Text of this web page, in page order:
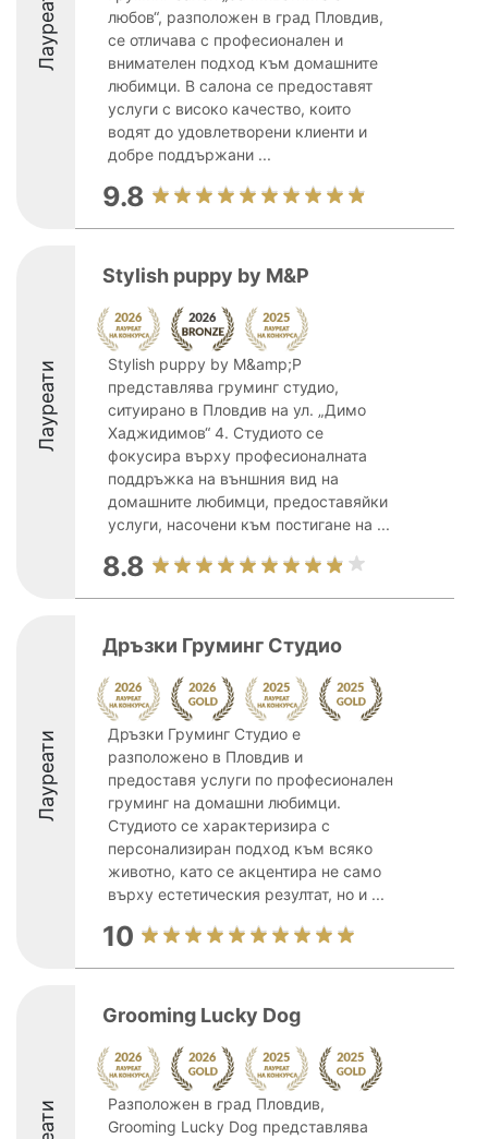
Лауреати
любов“, разположен в град Пловдив,
се отличава с професионален и
внимателен подход към домашните
любимци. В салона се предоставят
услуги с високо качество, които
водят до удовлетворени клиенти и
добре поддържани ...
9.8
Лауреати
Stylish puppy by M&P
Stylish puppy by M&amp;P
представлява груминг студио,
ситуирано в Пловдив на ул. „Димо
Хаджидимов“ 4. Студиото се
фокусира върху професионалната
поддръжка на външния вид на
домашните любимци, предоставяйки
услуги, насочени към постигане на ...
8.8
Лауреати
Дръзки Груминг Студио
Дръзки Груминг Студио е
разположено в Пловдив и
предоставя услуги по професионален
груминг на домашни любимци.
Студиото се характеризира с
персонализиран подход към всяко
животно, като се акцентира не само
върху естетическия резултат, но и ...
10
Grooming Lucky Dog
Разположен в град Пловдив,
Grooming Lucky Dog представлява